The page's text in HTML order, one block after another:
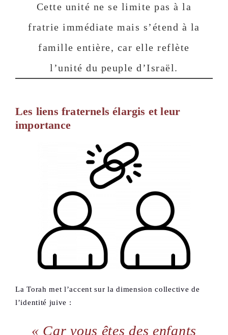
Cette unité ne se limite pas à la
fratrie immédiate mais s’étend à la
famille entière, car elle reflète
l’unité du peuple d’Israël.
Les liens fraternels élargis et leur
importance
La Torah met l’accent sur la dimension collective de
l’identité juive :
« Car vous êtes des enfants